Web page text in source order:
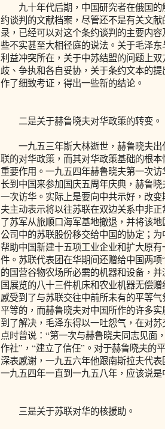
九十年代后期，中国研究者在俄国的
约谈判的文献档案，尽管还不是有关文
录，已经可以对这个条约谈判的主要内
些不实甚至大相径庭的说法。关于毛泽
利益冲突所在，关于中苏结盟的问题上
歧、争执和各自妥协，关于条约文本的
作了细致考证，得出一些新的结论。
二是关于赫鲁晓夫对华政策的转变。
一九五三年斯大林逝世，赫鲁晓夫出
联的对华政策，而其对华政策基础的根
重要作用。一九五四年赫鲁晓夫第一次
长到中国来参加国庆五周年庆典，赫鲁
一次访华。实际上是要向中共示好，改
夫主动表示将以往苏联在双边关系中非
了苏军从旅顺口海军基地撤退，并将该
公司中的苏联股份移交给中国的协定；
帮助中国新建十五项工业企业和扩大原
件。苏联代表团在华期间还赠给中国两
的国营谷物农场所必需的机器和设备，
国展览的八十三件机床和农业机器无偿
感受到了与苏联交往中前所未有的平等
平等的，而赫鲁晓夫对中国所作的许多
到了解决，毛泽东得以一吐怨气，在对
点时曾说：“第一次与赫鲁晓夫同志见面
作社”，“建立了信任”。对于赫鲁晓夫的
深表感谢，一九五六年他跟南斯拉夫代
一九五四年一直到一九五八年，应该说是
三是关于苏联对华的核援助。